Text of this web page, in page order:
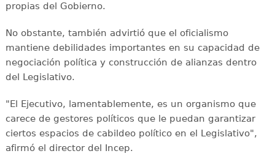
propias del Gobierno.
No obstante, también advirtió que el oficialismo
mantiene debilidades importantes en su capacidad de
negociación política y construcción de alianzas dentro
del Legislativo.
"El Ejecutivo, lamentablemente, es un organismo que
carece de gestores políticos que le puedan garantizar
ciertos espacios de cabildeo político en el Legislativo",
afirmó el director del Incep.